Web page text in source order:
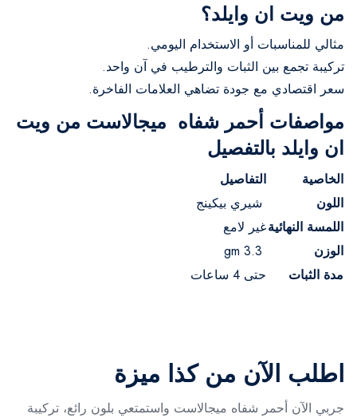
من ويت ان وايلد؟
مثالي للمناسبات أو الاستخدام اليومي.
تركيبة تجمع بين الثبات والترطيب في آن واحد.
سعر اقتصادي مع جودة تضاهي العلامات الفاخرة.
مواصفات أحمر شفاه ميجالاست من ويت
ان وايلد بالتفصيل
الخاصية
التفاصيل
اللون
شيري بيكينج
اللمسة النهائيةغير لامع
الوزن
مدة الثبات
حتى 4 ساعات
اطلب الآن من كذا ميزة
جربي الآن أحمر شفاه ميجالاست واستمتعي بلون رائع، تركيبة